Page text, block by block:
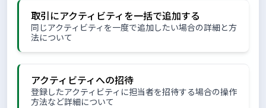
取引にアクティビティを一括で追加する
同じアクティビティを一度で追加したい場合の詳細と方
法について
アクティビティへの招待
登録したアクティビティに担当者を招待する場合の操作
方法など詳細について